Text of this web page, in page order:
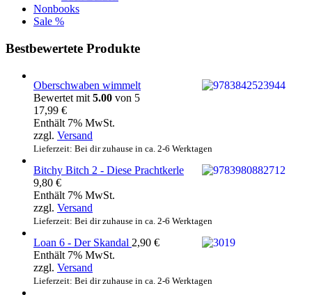
Nonbooks
Sale %
Bestbewertete Produkte
Oberschwaben wimmelt
Bewertet mit 5.00 von 5
17,99 €
Enthält 7% MwSt.
zzgl. Versand
Lieferzeit: Bei dir zuhause in ca. 2-6 Werktagen
Bitchy Bitch 2 - Diese Prachtkerle
9,80 €
Enthält 7% MwSt.
zzgl. Versand
Lieferzeit: Bei dir zuhause in ca. 2-6 Werktagen
Loan 6 - Der Skandal 2,90 €
Enthält 7% MwSt.
zzgl. Versand
Lieferzeit: Bei dir zuhause in ca. 2-6 Werktagen